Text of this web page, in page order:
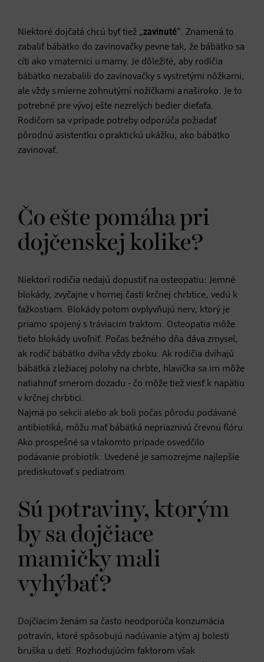
Niektoré dojčatá chcú byť tiež „zavinuté“. Znamená to
zabaliť bábätko do zavinovačky pevne tak, že bábätko sa
cíti ako v maternici u mamy. Je dôležité, aby rodičia
bábätko nezabalili do zavinovačky s vystretými nôžkami,
ale vždy s mierne zohnutými nožičkami a naširoko. Je to
potrebné pre vývoj ešte nezrelých bedier dieťaťa.
Rodičom sa v prípade potreby odporúča požiadať
pôrodnú asistentku o praktickú ukážku, ako bábätko
zavinovať.
Čo ešte pomáha pri
dojčenskej kolike?
Niektorí rodičia nedajú dopustiť na osteopatiu: Jemné
blokády, zvyčajne v hornej časti krčnej chrbtice, vedú k
ťažkostiam. Blokády potom ovplyvňujú nerv, ktorý je
priamo spojený s tráviacim traktom. Osteopatia môže
tieto blokády uvoľniť. Počas bežného dňa dáva zmysel,
ak rodič bábätko dvíha vždy zboku. Ak rodičia dvíhajú
bábätká z ležiacej polohy na chrbte, hlavička sa im môže
natiahnuť smerom dozadu - čo môže tiež viesť k napätiu
v krčnej chrbtici.
Najmä po sekcii alebo ak boli počas pôrodu podávané
antibiotiká, môžu mať bábätká nepriaznivú črevnú flóru.
Ako prospešné sa v takomto prípade osvedčilo
podávanie probiotík. Uvedené je samozrejme najlepšie
prediskutovať s pediatrom.
Sú potraviny, ktorým
by sa dojčiace
mamičky mali
vyhýbať?
Dojčiacim ženám sa často neodporúča konzumácia
potravín, ktoré spôsobujú nadúvanie a tým aj bolesti
bruška u detí. Rozhodujúcim faktorom však